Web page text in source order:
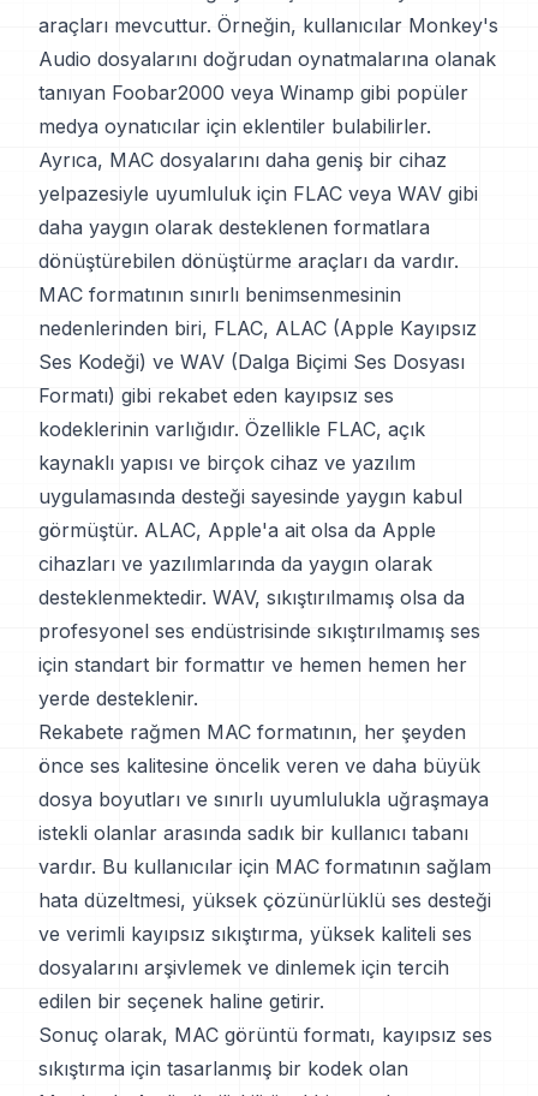
araçları mevcuttur. Örneğin, kullanıcılar Monkey's
Audio dosyalarını doğrudan oynatmalarına olanak
tanıyan Foobar2000 veya Winamp gibi popüler
medya oynatıcılar için eklentiler bulabilirler.
Ayrıca, MAC dosyalarını daha geniş bir cihaz
yelpazesiyle uyumluluk için FLAC veya WAV gibi
daha yaygın olarak desteklenen formatlara
dönüştürebilen dönüştürme araçları da vardır.
MAC formatının sınırlı benimsenmesinin
nedenlerinden biri, FLAC, ALAC (Apple Kayıpsız
Ses Kodeği) ve WAV (Dalga Biçimi Ses Dosyası
Formatı) gibi rekabet eden kayıpsız ses
kodeklerinin varlığıdır. Özellikle FLAC, açık
kaynaklı yapısı ve birçok cihaz ve yazılım
uygulamasında desteği sayesinde yaygın kabul
görmüştür. ALAC, Apple'a ait olsa da Apple
cihazları ve yazılımlarında da yaygın olarak
desteklenmektedir. WAV, sıkıştırılmamış olsa da
profesyonel ses endüstrisinde sıkıştırılmamış ses
için standart bir formattır ve hemen hemen her
yerde desteklenir.
Rekabete rağmen MAC formatının, her şeyden
önce ses kalitesine öncelik veren ve daha büyük
dosya boyutları ve sınırlı uyumlulukla uğraşmaya
istekli olanlar arasında sadık bir kullanıcı tabanı
vardır. Bu kullanıcılar için MAC formatının sağlam
hata düzeltmesi, yüksek çözünürlüklü ses desteği
ve verimli kayıpsız sıkıştırma, yüksek kaliteli ses
dosyalarını arşivlemek ve dinlemek için tercih
edilen bir seçenek haline getirir.
Sonuç olarak, MAC görüntü formatı, kayıpsız ses
sıkıştırma için tasarlanmış bir kodek olan